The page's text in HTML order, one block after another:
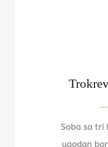
Soba sa tri
ugodan